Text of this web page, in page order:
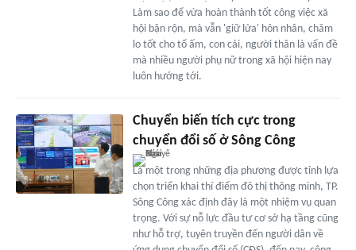
Làm sao để vừa hoàn thành tốt công việc xã
hội bận rộn, mà vẫn 'giữ lửa' hôn nhân, chăm
lo tốt cho tổ ấm, con cái, người thân là vấn đề
mà nhiều người phụ nữ trong xã hội hiện nay
luôn hướng tới.
Chuyển biến tích cực trong
chuyển đổi số ở Sông Công
Là một trong những địa phương được tỉnh lựa
chọn triển khai thí điểm đô thị thông minh, TP.
Sông Công xác định đây là một nhiệm vụ quan
trọng. Với sự nỗ lực đầu tư cơ sở hạ tầng cũng
như hỗ trợ, tuyên truyền đến người dân về